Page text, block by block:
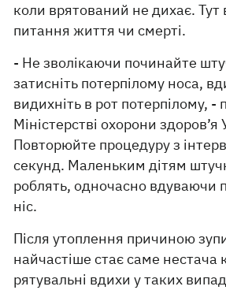
коли врятований не дихає. Тут
питання життя чи смерті.
- Не зволікаючи починайте
затисніть потерпілому носа,
видихніть в рот потерпілому,
Міністерстві охорони здоров’я
Повторюйте процедуру з
секунд. Маленьким дітям
роблять, одночасно вдуваючи
ніс.
Після утоплення причиною
найчастіше стає саме
рятувальні вдихи у таких